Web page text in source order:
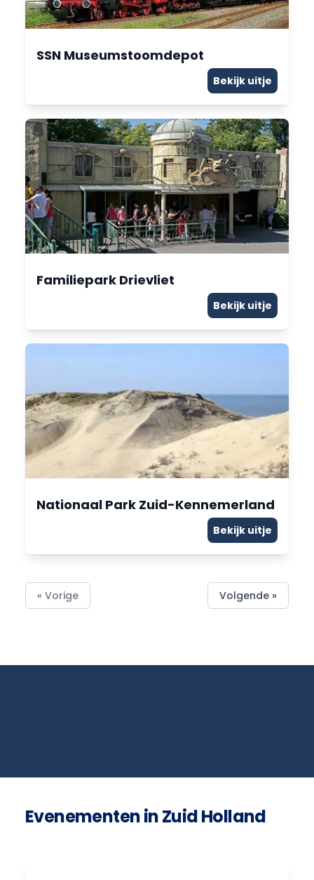
SSN Museumstoomdepot
Bekijk uitje
Familiepark Drievliet
Bekijk uitje
Nationaal Park Zuid-Kennemerland
Bekijk uitje
« Vorige Volgende »
Evenementen in Zuid Holland